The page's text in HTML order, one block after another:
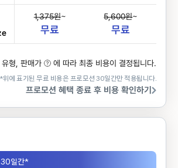
1,375원~
무료
5,600원~
무료
형, 판매가 에 따라 최종 비용이 결정됩니다.
*위에 표기된 무료 비용은 프로모션 30일간만 적용됩니다.
프로모션 혜택 종료 후 비용 확인하기
30일간*